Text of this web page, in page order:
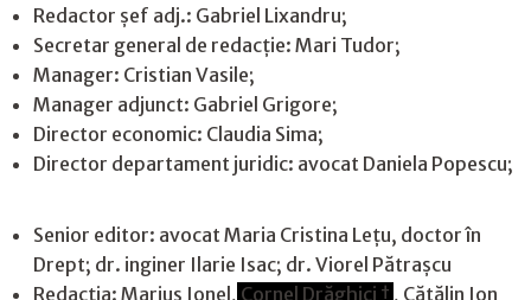
Redactor șef adj.: Gabriel Lixandru;
Secretar general de redacție: Mari Tudor;
Manager: Cristian Vasile;
Manager adjunct: Gabriel Grigore;
Director economic: Claudia Sima;
Director departament juridic: avocat Daniela Popescu;
Senior editor: avocat Maria Cristina Leţu, doctor în
Drept; dr. inginer Ilarie Isac; dr. Viorel Pătrașcu
Redacţia: Marius Ionel, Cornel Drăghici † , Cătălin Ion